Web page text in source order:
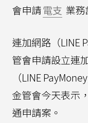
會申請電支 業務
連加網路（LINE
管會申請設立連
（LINE
金管會今天表示
通申請案。